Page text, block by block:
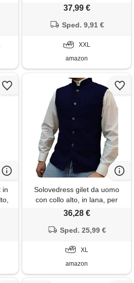
unita capispalla fodera di
antivento veste caldo collo
cardigan softshell vest b blu
xxl
37,99 €
Sped. 9,91 €
XXL
amazon
in
Solovedress gilet da uomo
con collo alto, in lana, per
matrimoni, blu -
dunkelmarine, xl
36,28 €
Sped. 25,99 €
XL
amazon